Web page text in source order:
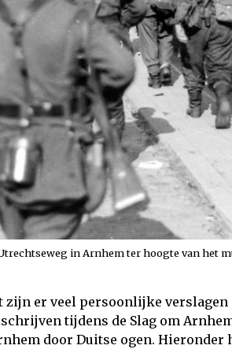
in Arnhem ter hoogte van het
zijn er veel persoonlijke
tijdens de Slag om
door Duitse ogen. Hieronder